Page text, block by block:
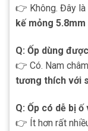
👉 Không. Đây là
kế mỏng 5.8mm
Q: Ốp dùng
👉 Có. Nam châm
tương thích với
Q: Ốp có dễ bị
👉 Ít hơn rất